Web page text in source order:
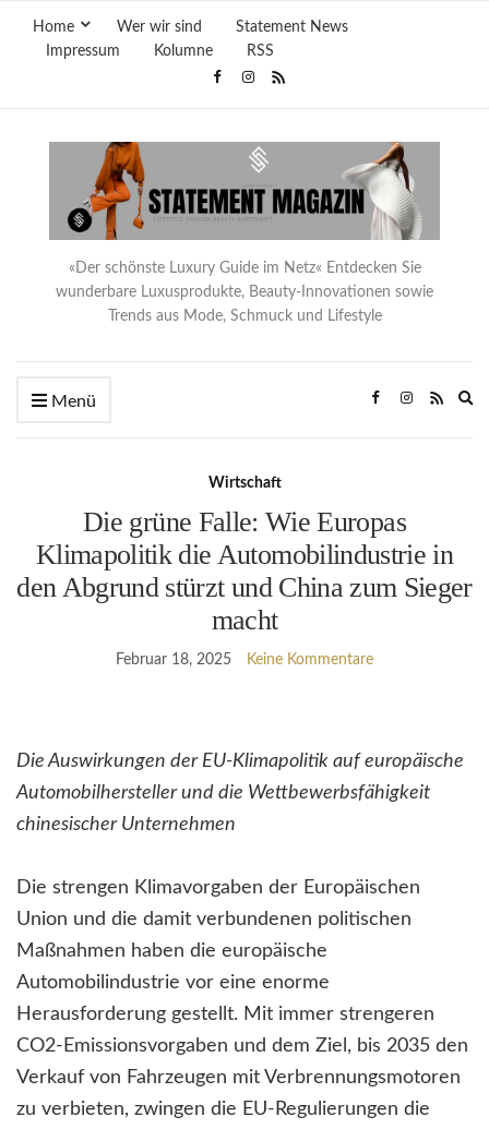
Home Wer wir sind
Statement News
Impressum
Kolumne RSS
«Der schönste Luxury Guide im Netz« Entdecken Sie
wunderbare Luxusprodukte, Beauty-Innovationen sowie
Trends aus Mode, Schmuck und Lifestyle
Menü
Wirtschaft
Die grüne Falle: Wie Europas
Klimapolitik die Automobilindustrie in
den Abgrund stürzt und China zum Sieger
macht
Februar 18, 2025 Keine Kommentare
Die Auswirkungen der EU-Klimapolitik auf europäische
Automobilhersteller und die Wettbewerbsfähigkeit
chinesischer Unternehmen
Die strengen Klimavorgaben der Europäischen
Union und die damit verbundenen politischen
Maßnahmen haben die europäische
Automobilindustrie vor eine enorme
Herausforderung gestellt. Mit immer strengeren
CO2-Emissionsvorgaben und dem Ziel, bis 2035 den
Verkauf von Fahrzeugen mit Verbrennungsmotoren
zu verbieten, zwingen die EU-Regulierungen die